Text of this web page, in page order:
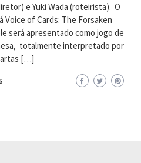
e Yuki Wada (roteirista). O
Voice of Cards: The Forsaken
será apresentado como jogo de
totalmente interpretado por
[…]